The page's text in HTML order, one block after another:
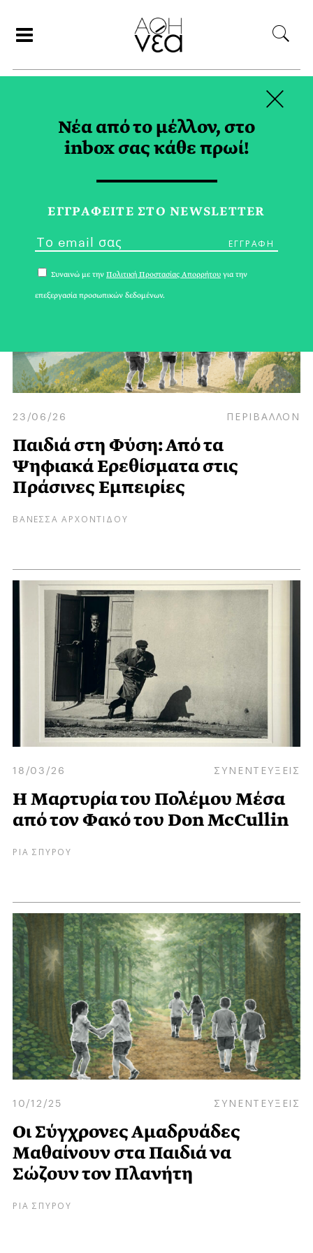
ΦΥΣΗ TAG
23/06/26 ΠΕΡΙΒΑΛΛΟΝ
Παιδιά στη Φύση: Από τα
Ψηφιακά Ερεθίσματα στις
Πράσινες Εμπειρίες
ΒΑΝΕΣΣΑ ΑΡΧΟΝΤΙΔΟΥ
18/03/26 ΣΥΝΕΝΤΕΥΞΕΙΣ
Η Μαρτυρία του Πολέμου Μέσα
από τον Φακό του Don McCullin
ΡΙΑ ΣΠΥΡΟΥ
10/12/25 ΣΥΝΕΝΤΕΥΞΕΙΣ
Οι Σύγχρονες Αμαδρυάδες
Μαθαίνουν στα Παιδιά να
Σώζουν τον Πλανήτη
ΡΙΑ ΣΠΥΡΟΥ
Νέα από το μέλλον, στο
inbox σας κάθε πρωί!
ΕΓΓPΑΦΕΙΤΕ ΣΤΟ NEWSLETTER
Συναινώ με την Πολιτική Προστασίας Απορρήτου για την
επεξεργασία προσωπικών δεδομένων.
×